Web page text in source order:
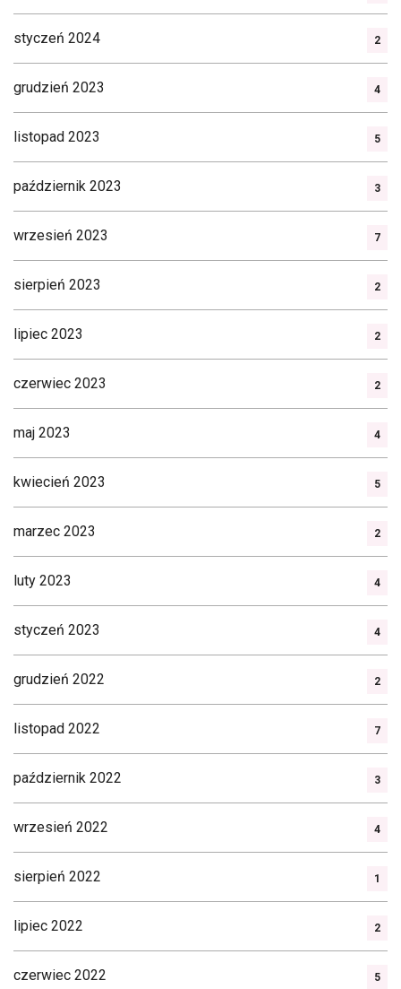
styczeń 2024 2
grudzień 2023 4
listopad 2023 5
październik 2023 3
wrzesień 2023 7
sierpień 2023 2
lipiec 2023 2
czerwiec 2023 2
maj 2023 4
kwiecień 2023 5
marzec 2023 2
luty 2023 4
styczeń 2023 4
grudzień 2022 2
listopad 2022 7
październik 2022 3
wrzesień 2022 4
sierpień 2022 1
lipiec 2022 2
czerwiec 2022 5